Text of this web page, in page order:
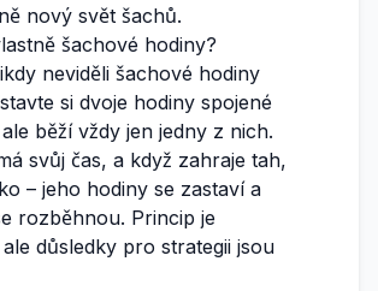
nový svět šachů.
šachové hodiny?
neviděli šachové hodiny
si dvoje hodiny spojené
běží vždy jen jedny z nich.
svůj čas, a když zahraje tah,
– jeho hodiny se zastaví a
rozběhnou. Princip je
důsledky pro strategii jsou